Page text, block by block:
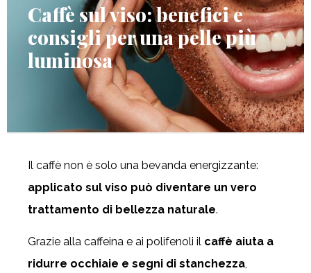
Caffè sul viso: benefici e
consigli per una pelle più
luminosa
Il caffè non è solo una bevanda energizzante:
applicato sul viso può diventare un vero
trattamento di bellezza naturale.
Grazie alla caffeina e ai polifenoli il caffè aiuta a
ridurre occhiaie e segni di stanchezza,